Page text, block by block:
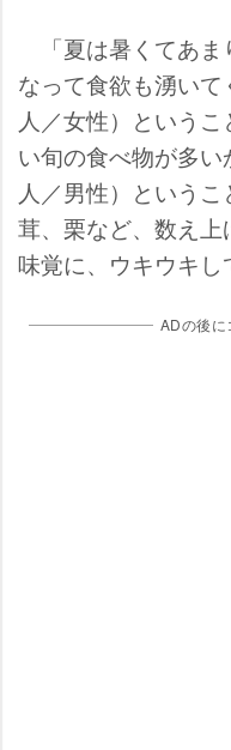
「夏は暑くてあま
なって食欲も湧い
人／女性）という
い旬の食べ物が多
人／男性）という
茸、栗など、数え
味覚に、ウキウキし
ADの後に